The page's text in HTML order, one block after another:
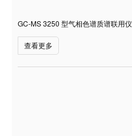
GC-MS 3250 型气相色谱质谱联用仪
查看更多